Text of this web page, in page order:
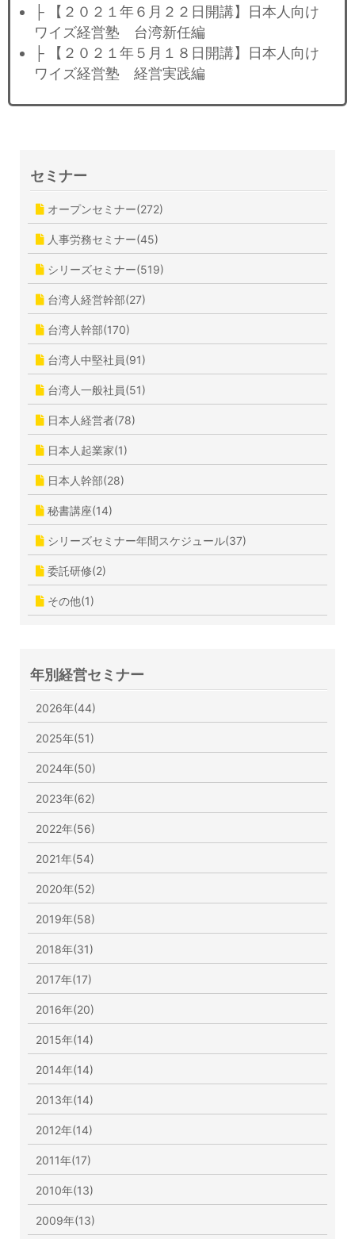
├ 【２０２１年６月２２日開講】日本人向け
ワイズ経営塾 台湾新任編
├ 【２０２１年５月１８日開講】日本人向け
ワイズ経営塾 経営実践編
セミナー
オープンセミナー(272)
人事労務セミナー(45)
シリーズセミナー(519)
台湾人経営幹部(27)
台湾人幹部(170)
台湾人中堅社員(91)
台湾人一般社員(51)
日本人経営者(78)
日本人起業家(1)
日本人幹部(28)
秘書講座(14)
シリーズセミナー年間スケジュール(37)
委託研修(2)
その他(1)
年別経営セミナー
2026年(44)
2025年(51)
2024年(50)
2023年(62)
2022年(56)
2021年(54)
2020年(52)
2019年(58)
2018年(31)
2017年(17)
2016年(20)
2015年(14)
2014年(14)
2013年(14)
2012年(14)
2011年(17)
2010年(13)
2009年(13)